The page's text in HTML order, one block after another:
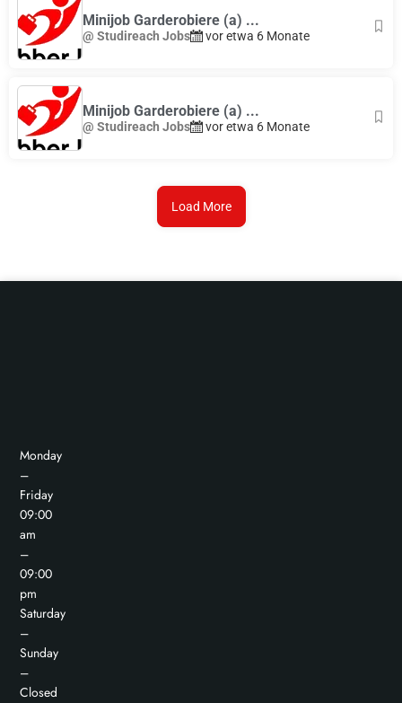
Minijob Garderobiere (a) ...
@ Studireach Jobs vor etwa 6 Monate
Minijob Garderobiere (a) ...
@ Studireach Jobs vor etwa 6 Monate
Load More
Monday
–
Friday
09:00
am
–
09:00
pm
Saturday
–
Sunday
–
Closed